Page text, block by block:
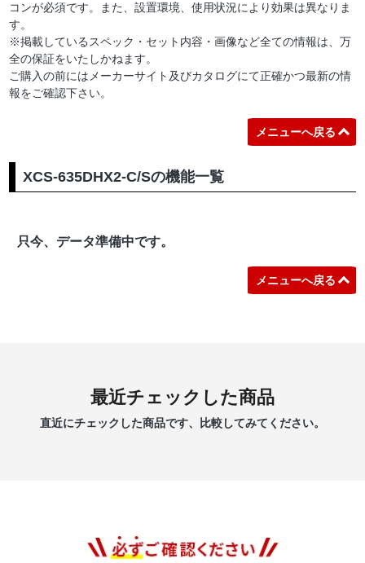
コンが必須です。また、設置環境、使用状況により効果は異なりま
す。
※掲載しているスペック・セット内容・画像など全ての情報は、万
全の保証をいたしかねます。
ご購入の前にはメーカーサイト及びカタログにて正確かつ最新の情
報をご確認下さい。
メニューへ戻る
XCS-635DHX2-C/Sの機能一覧
只今、データ準備中です。
メニューへ戻る
最近チェックした商品
直近にチェックした商品です、比較してみてください。